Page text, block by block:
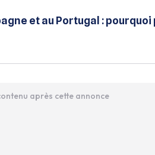
et au Portugal : pourquoi
après cette annonce